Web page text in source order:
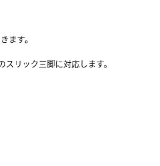
ます。
リック三脚に対応します。